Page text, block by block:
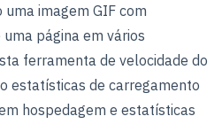
imagem GIF com
página em vários
ferramenta de velocidade do
estatísticas de carregamento
hospedagem e estatísticas